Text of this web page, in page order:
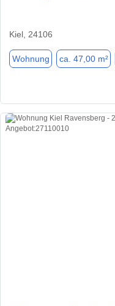
Kiel, 24106
Wohnung ca. 47,00 m²